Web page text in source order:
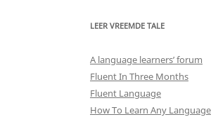
LEER VREEMDE TALE
A language learners’ forum
Fluent In Three Months
Fluent Language
How To Learn Any Language